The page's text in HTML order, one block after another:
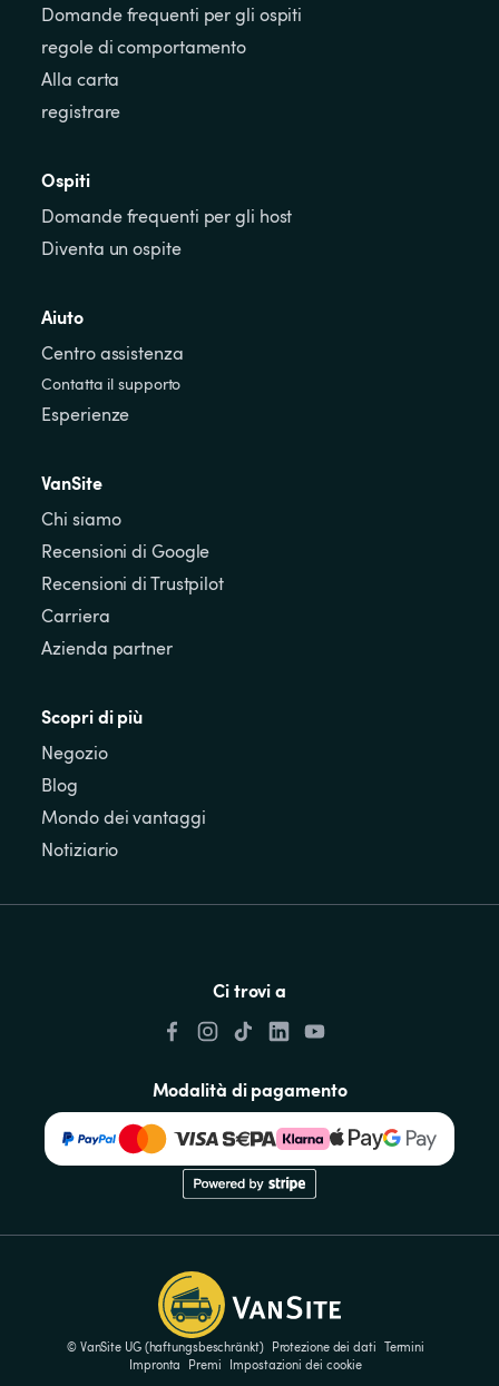
Domande frequenti per gli ospiti
regole di comportamento
Alla carta
registrare
Ospiti
Domande frequenti per gli host
Diventa un ospite
Aiuto
Centro assistenza
Contatta il supporto
Esperienze
VanSite
Chi siamo
Recensioni di Google
Recensioni di Trustpilot
Carriera
Azienda partner
Scopri di più
Negozio
Blog
Mondo dei vantaggi
Notiziario
Ci trovi a
Modalità di pagamento
© VanSite UG (haftungsbeschränkt) Protezione dei dati Termini
Impronta
Premi Impostazioni dei cookie